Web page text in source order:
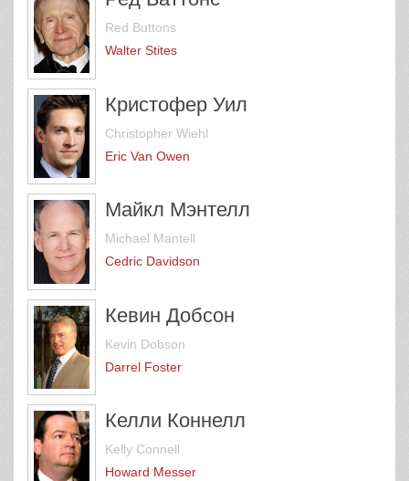
Red Buttons
Walter Stites
Кристофер Уил
Christopher Wiehl
Eric Van Owen
Майкл Мэнтелл
Michael Mantell
Cedric Davidson
Кевин Добсон
Kevin Dobson
Darrel Foster
Келли Коннелл
Kelly Connell
Howard Messer